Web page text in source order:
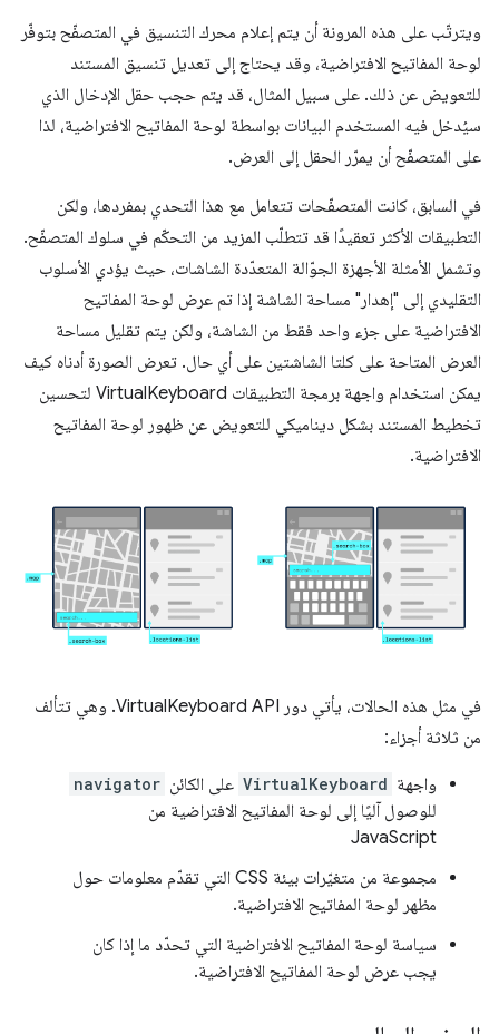
ويترتّب على هذه المرونة أن يتم إعلام محرك التنسيق في المتصفّح بتوفّر
لوحة المفاتيح الافتراضية، وقد يحتاج إلى تعديل تنسيق المستند
للتعويض عن ذلك. على سبيل المثال، قد يتم حجب حقل الإدخال الذي
سيُدخل فيه المستخدم البيانات بواسطة لوحة المفاتيح الافتراضية، لذا
على المتصفّح أن يمرّر الحقل إلى العرض.
في السابق، كانت المتصفّحات تتعامل مع هذا التحدي بمفردها، ولكن
التطبيقات الأكثر تعقيدًا قد تتطلّب المزيد من التحكّم في سلوك المتصفّح.
وتشمل الأمثلة الأجهزة الجوّالة المتعدّدة الشاشات، حيث يؤدي الأسلوب
التقليدي إلى "إهدار" مساحة الشاشة إذا تم عرض لوحة المفاتيح
الافتراضية على جزء واحد فقط من الشاشة، ولكن يتم تقليل مساحة
العرض المتاحة على كلتا الشاشتين على أي حال. تعرض الصورة أدناه كيف
يمكن استخدام واجهة برمجة التطبيقات VirtualKeyboard لتحسين
تخطيط المستند بشكل ديناميكي للتعويض عن ظهور لوحة المفاتيح
الافتراضية.
في مثل هذه الحالات، يأتي دور VirtualKeyboard API. وهي تتألف
من ثلاثة أجزاء:
واجهة VirtualKeyboard على الكائن navigator
للوصول آليًا إلى لوحة المفاتيح الافتراضية من
JavaScript
مجموعة من متغيّرات بيئة CSS التي تقدّم معلومات حول
مظهر لوحة المفاتيح الافتراضية.
سياسة لوحة المفاتيح الافتراضية التي تحدّد ما إذا كان
يجب عرض لوحة المفاتيح الافتراضية.